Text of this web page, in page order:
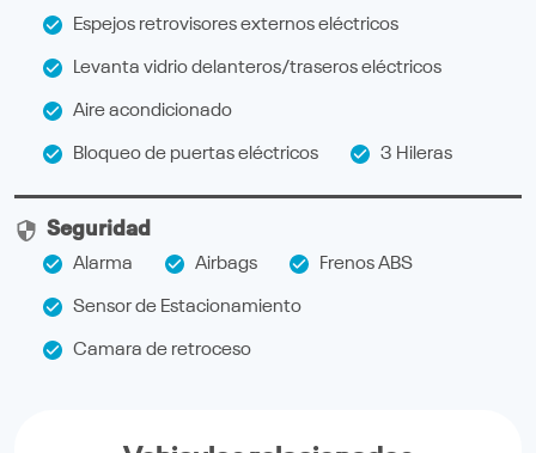
Espejos retrovisores externos eléctricos
Levanta vidrio delanteros/traseros eléctricos
Aire acondicionado
Bloqueo de puertas eléctricos 3 Hileras
Seguridad
Alarma Airbags Frenos ABS
Sensor de Estacionamiento
Camara de retroceso